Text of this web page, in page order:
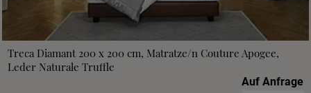
Treca Diamant 200 x 200 cm, Matratze/n Couture Apogee,
Leder Naturale Truffle
Auf Anfrage